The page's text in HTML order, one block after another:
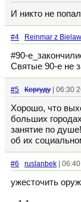
И никто не
#4 Reinmar z
#90-
Святые 90-е не
#5 Кергуду | 06:30
Хорошо, что
больших
занятие по
об их
#6 ruslanbek |
ужесточить